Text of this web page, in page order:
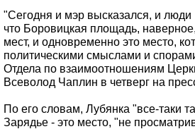
"Сегодня и мэр высказался, и люди
что Боровицкая площадь,
мест, и одновременно это место,
политическими смыслами и
Отдела по взаимоотношениям
Всеволод Чаплин в четверг на
По его словам, Лубянка "все-таки
Зарядье - это место, "не